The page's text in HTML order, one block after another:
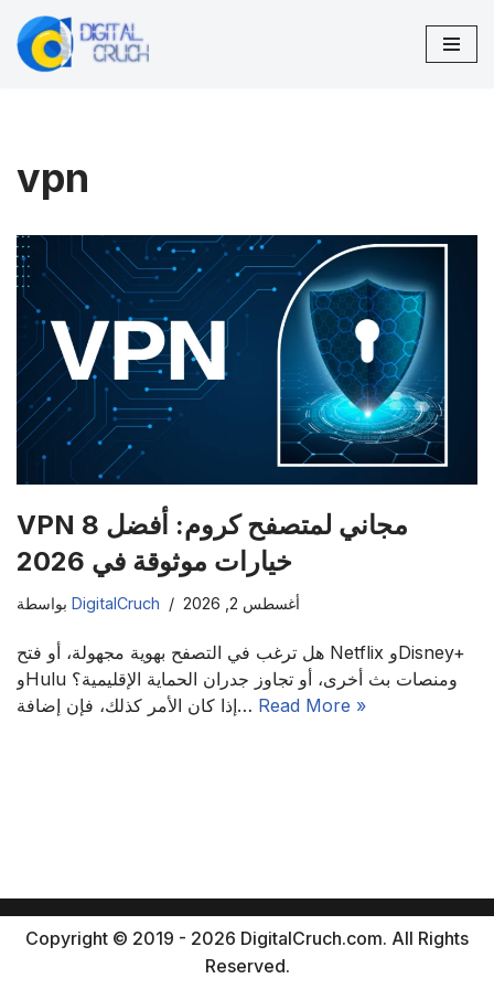
تخطى
vpn
VPN مجاني لمتصفح كروم: أفضل 8
خيارات موثوقة في 2026
DigitalCruch أغسطس 2, 2026
هل ترغب في التصفح بهوية مجهولة، أو فتح Netflix وDisney+
وHulu ومنصات بث أخرى، أو تجاوز جدران الحماية الإقليمية؟
إذا كان الأمر كذلك، فإن إضافة… Read More »
Copyright © 2019 - 2026 DigitalCruch.com. All Rights
Reserved.